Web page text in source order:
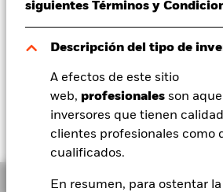
siguientes Términos y
Descripción del tipo de
A efectos de este sitio
web, profesionales son
inversores que tienen
clientes profesionales como
cualificados.
En resumen, para ostentar
España
Change location
BlackRock
iShares
ZAR 103,19
ZAR 0,13 (0,13%)
Información general